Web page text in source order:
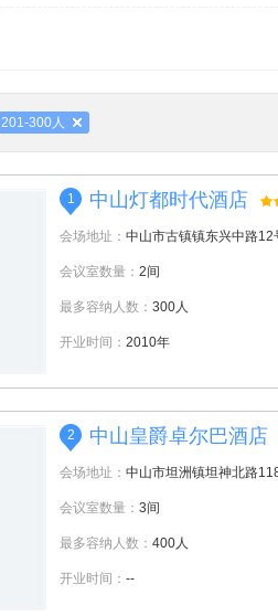
201-300人
1 中山灯都时代酒店
会场地址： 中山市古镇镇东兴中路12
会议室数量： 2间
最多容纳人数： 300人
开业时间： 2010年
2 中山皇爵卓尔巴酒店
会场地址： 中山市坦洲镇坦神北路
会议室数量： 3间
最多容纳人数： 400人
开业时间： --